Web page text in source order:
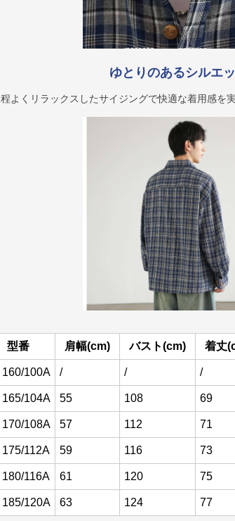
ゆとりのあるシルエ
程よくリラックスしたサイジングで快適な着用感を
型番 肩幅(cm) バスト(cm) 着丈
160/100A / / /
165/104A 55 108 69
170/108A 57 112 71
175/112A 59 116 73
180/116A 61 120 75
185/120A 63 124 77